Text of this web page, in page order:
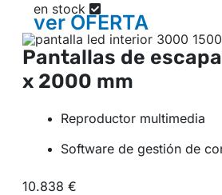
en stock
verOFERTA
Pantallas de
x 2000 mm
Reproductor multimedia
Software de gestión de
10.838 €